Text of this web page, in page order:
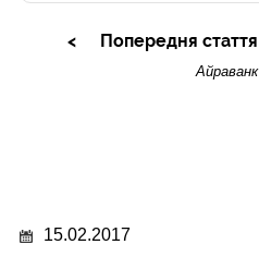
Попередня стаття
Айраванк
15.02.2017